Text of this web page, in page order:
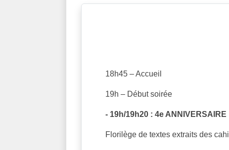
18h45 – Accueil
19h – Début soirée
- 19h/19h20 : 4e ANNIVERSAIRE
Florilège de textes extraits des